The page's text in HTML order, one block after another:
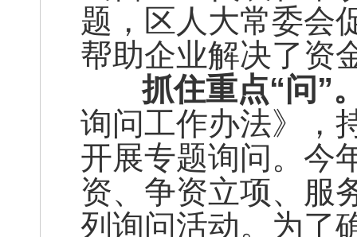
题，区人大常委会
帮助企业解决了资
抓住重点“问”
询问工作办法》，
开展专题询问。今
资、争资立项、服
列询问活动。为了